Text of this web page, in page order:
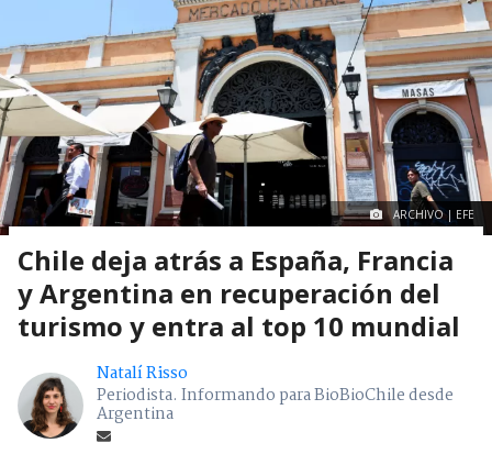
ARCHIVO | EFE
Chile deja atrás a España, Francia
y Argentina en recuperación del
turismo y entra al top 10 mundial
Natalí Risso
Periodista. Informando para BioBioChile desde
Argentina